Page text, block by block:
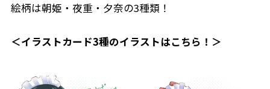
絵柄は朝姫・夜重・夕奈の3種類！
＜イラストカード3種のイラストはこちら！＞